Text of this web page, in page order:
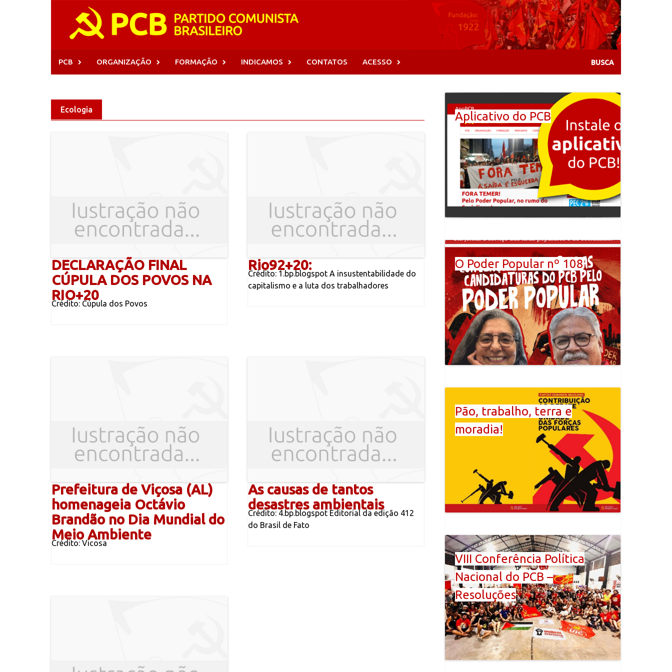
PCB ORGANIZAÇÃO FORMAÇÃO INDICAMOS CONTATOS ACESSO
Ecologia
DECLARAÇÃO FINAL
CÚPULA DOS POVOS NA
RIO+20
Crédito: Cúpula dos Povos
Rio92+20:
Crédito: 1.bp.blogspot A insustentabilidade do
capitalismo e a luta dos trabalhadores
Prefeitura de Viçosa (AL)
homenageia Octávio
Brandão no Dia Mundial do
Meio Ambiente
Crédito: Vicosa
As causas de tantos
desastres ambientais
Crédito: 4.bp.blogspot Editorial da edição 412
do Brasil de Fato
Aplicativo do PCB
O Poder Popular nº 108
Pão, trabalho, terra e
moradia!
VIII Conferência Política
Nacional do PCB –
Resoluções